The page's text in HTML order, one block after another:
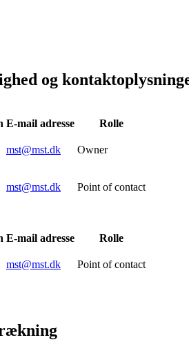
og
E-mail adresse Rolle
mst@mst.dk Owner
mst@mst.dk Point of contact
E-mail adresse Rolle
mst@mst.dk Point of contact